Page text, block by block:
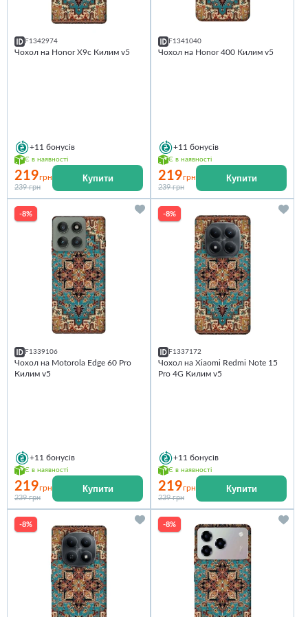
F1342974
Чохол на Honor X9c Килим v5
+11 бонусів
Є в наявності
219грн
239 грн
Купити
F1341040
Чохол на Honor 400 Килим v5
+11 бонусів
Є в наявності
219грн
239 грн
Купити
-8%
F1339106
Чохол на Motorola Edge 60 Pro
Килим v5
+11 бонусів
Є в наявності
219грн
239 грн
Купити
-8%
F1337172
Чохол на Xiaomi Redmi Note 15
Pro 4G Килим v5
+11 бонусів
Є в наявності
219грн
239 грн
Купити
-8% -8%